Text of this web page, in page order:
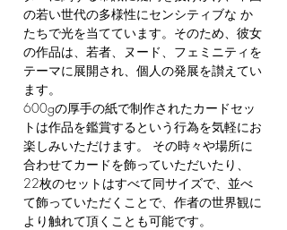
の若い世代の多様性にセンシティブな か
たちで光を当てています。そのため、彼女
の作品は、若者、ヌード、フェミニティを
テーマに展開され、個人の発展を讃えてい
ます。
600gの厚手の紙で制作されたカードセッ
トは作品を鑑賞するという行為を気軽にお
楽しみいただけます。 その時々や場所に
合わせてカードを飾っていただいたり、
22枚のセットはすべて同サイズで、並べ
て飾っていただくことで、作者の世界観に
より触れて頂くことも可能です。